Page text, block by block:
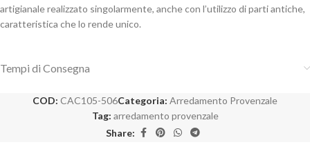
artigianale realizzato singolarmente, anche con l’utilizzo di parti antiche,
caratteristica che lo rende unico.
Tempi di Consegna
COD: CAC105-506Categoria: Arredamento Provenzale
Tag: arredamento provenzale
Share: